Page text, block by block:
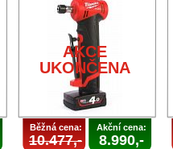
AKCE
UKONČENA
Běžná cena:
10.477,-
Akční cena:
8.990,-